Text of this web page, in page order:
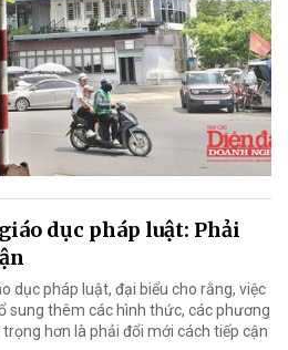
dục pháp luật: Phải
dục pháp luật, đại biểu cho rằng, việc
sung thêm các hình thức, các phương
hơn là phải đổi mới cách tiếp cận